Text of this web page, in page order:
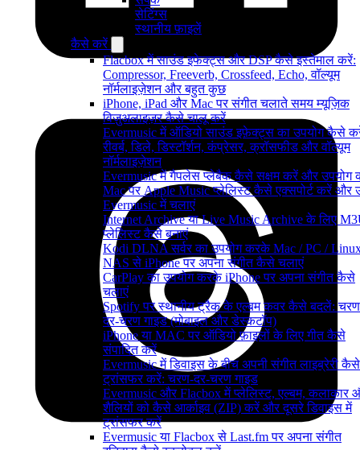
सेटिंग्स
स्थानीय फ़ाइलें
कैसे करें
Flacbox में साउंड इफेक्ट्स और DSP कैसे इस्तेमाल करें:
Compressor, Freeverb, Crossfeed, Echo, वॉल्यूम
नॉर्मलाइज़ेशन और बहुत कुछ
iPhone, iPad और Mac पर संगीत चलाते समय म्यूज़िक
विज़ुअलाइज़र कैसे चालू करें
Evermusic में ऑडियो साउंड इफ़ेक्ट्स का उपयोग कैसे
रीवर्ब, डिले, डिस्टॉर्शन, कंप्रेसर, क्रॉसफीड और वॉल्यूम
नॉर्मलाइज़ेशन
Evermusic में गैपलेस प्लेबैक कैसे सक्षम करें और उपयोग
Mac पर Apple Music प्लेलिस्ट कैसे एक्सपोर्ट करें और
Evermusic में चलाएं
Internet Archive या Live Music Archive के लिए
प्लेलिस्ट कैसे बनाएं
Kodi DLNA सर्वर का उपयोग करके Mac / PC /
NAS से iPhone पर अपना संगीत कैसे चलाएं
CarPlay का उपयोग करके iPhone पर अपना संगीत कैसे
चलाएं
Spotify पर स्थानीय ट्रैक के एल्बम कवर कैसे बदलें:
दर-चरण गाइड (मोबाइल और डेस्कटॉप)
iPhone या MAC पर ऑडियो फ़ाइलों के लिए गीत कैसे
संपादित करें
Evermusic में डिवाइस के बीच अपनी संगीत लाइब्रेरी कैसे
ट्रांसफर करें: चरण-दर-चरण गाइड
Evermusic और Flacbox में प्लेलिस्ट, एल्बम, कलाकार
शैलियों को कैसे आर्काइव (ZIP) करें और दूसरे डिवाइस में
ट्रांसफर करें
Evermusic या Flacbox से Last.fm पर अपना संगीत